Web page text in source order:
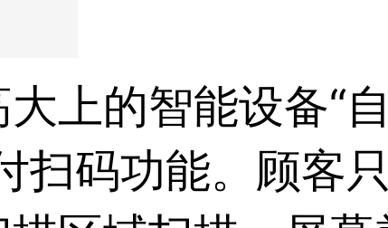
上的智能设备“
扫码功能。顾客